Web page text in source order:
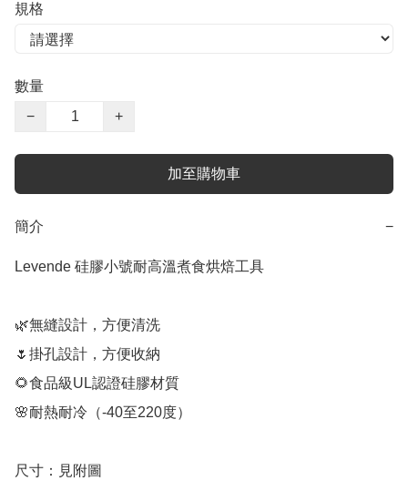
規格
數量
−
+
加至購物車
簡介 −
Levende 硅膠小號耐高溫煮食烘焙工具
🌿無縫設計，方便清洗
🌷掛孔設計，方便收納
🌻食品級UL認證硅膠材質
🌸耐熱耐冷（-40至220度）
尺寸：見附圖